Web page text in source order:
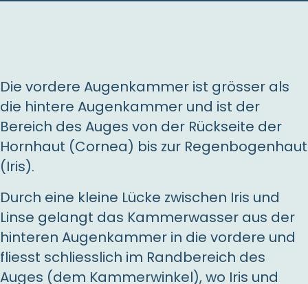
Die vordere Augen­kammer ist grösser als
die hintere Augen­kammer und ist der
Bereich des Auges von der Rückseite der
Hornhaut (Cornea) bis zur Regen­bogen­haut
(Iris).
Durch eine kleine Lücke zwischen Iris und
Linse gelangt das Kammer­wasser aus der
hinteren Augen­kammer in die vordere und
fliesst schliesslich im Rand­bereich des
Auges (dem Kammer­winkel), wo Iris und